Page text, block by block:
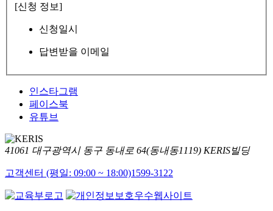
[신청 정보]
신청일시
답변받을 이메일
인스타그램
페이스북
유튜브
41061 대구광역시 동구 동내로 64(동내동1119) KERIS빌딩
고객센터 (평일: 09:00 ~ 18:00)1599-3122